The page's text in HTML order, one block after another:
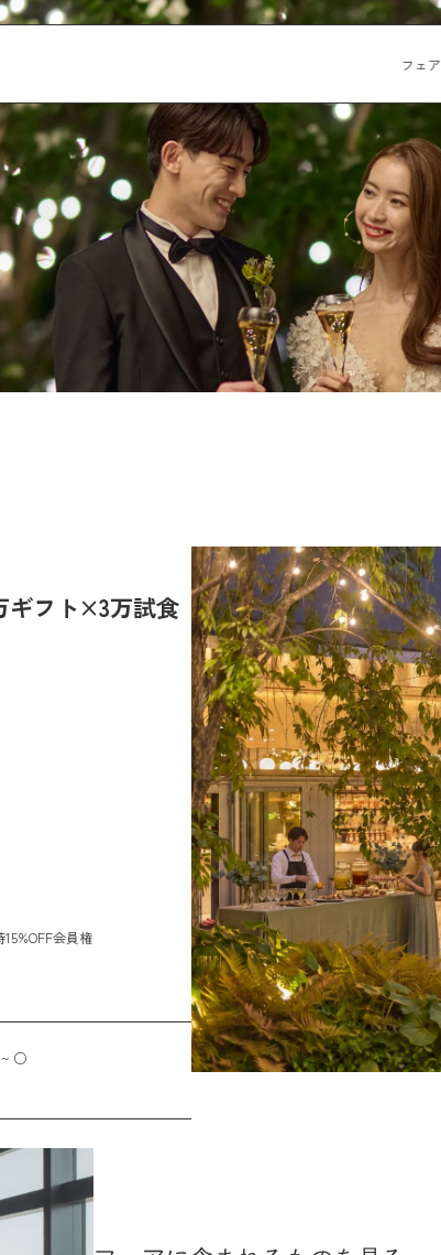
フェア
フト×3万試食
会員権
○